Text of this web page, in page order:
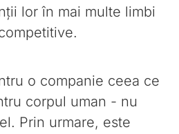
lor în mai multe limbi
o companie ceea ce
corpul uman - nu
Prin urmare, este